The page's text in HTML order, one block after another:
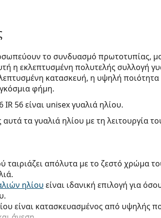
το συνδυασμό πρωτοτυπίας,
η εκλεπτυσμένη πολυτελής συλλογή
κατασκευή, η υψηλή ποιότητα
φήμη.
IR 56είναι unisex γυαλιά ηλίου.
τα γυαλιά ηλίου με τη λειτουργία
ταιριάζει απόλυτα με το ζεστό χρώμα
ηλίου είναι ιδανική επιλογή για
είναι κατασκευασμένος από υψηλής